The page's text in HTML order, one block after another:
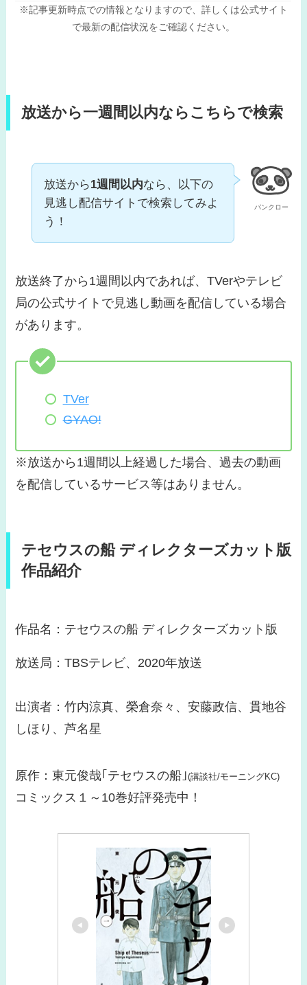
※記事更新時点での情報となりますので、詳しくは公式サイト
で最新の配信状況をご確認ください。
放送から一週間以内ならこちらで検索
パンクロー
放送から1週間以内なら、以下の
見逃し配信サイトで検索してみよ
う！
放送終了から1週間以内であれば、TVerやテレビ
局の公式サイトで見逃し動画を配信している場合
があります。
TVer
GYAO!
※放送から1週間以上経過した場合、過去の動画
を配信しているサービス等はありません。
テセウスの船 ディレクターズカット版
作品紹介
作品名：テセウスの船 ディレクターズカット版
放送局：TBSテレビ、2020年放送
出演者：竹内涼真、榮倉奈々、安藤政信、貫地谷
しほり、芦名星
原作：東元俊哉｢テセウスの船｣(講談社/モーニングKC)
コミックス１～10巻好評発売中！